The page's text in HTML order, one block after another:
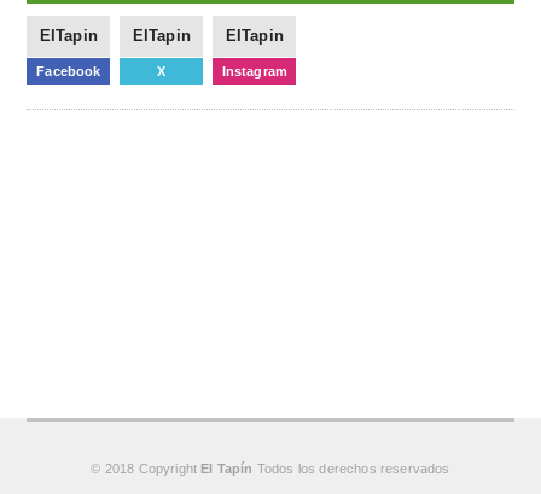
ElTapin
Facebook
ElTapin
X
ElTapin
Instagram
© 2018 Copyright El Tapín Todos los derechos reservados